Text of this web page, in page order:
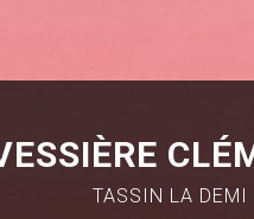
TASSIN LA DEMI